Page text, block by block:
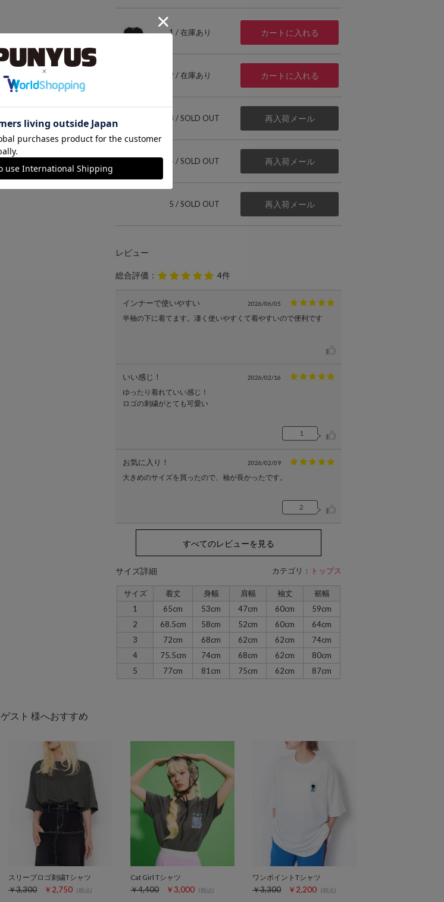
1 / 在庫あり カートに入れる
2 / 在庫あり カートに入れる
3 / SOLD OUT 再入荷メール
4 / SOLD OUT 再入荷メール
5 / SOLD OUT 再入荷メール
レビュー
総合評価： 4件
インナーで使いやすい 2026/06/05
半袖の下に着てます。凄く使いやすくて着やすいので便利です
いい感じ！ 2026/02/16
ゆったり着れていい感じ！
ロゴの刺繍がとても可愛い
1
お気に入り！ 2026/02/09
大きめのサイズを買ったので、袖が長かったです。
2
すべてのレビューを見る
サイズ詳細 カテゴリ： トップス
サイズ 着丈 身幅 肩幅 袖丈
裾幅
1
65cm 53cm 47cm 60cm
59cm
2
68.5cm 58cm 52cm 60cm
64cm
3
72cm 68cm 62cm 62cm
74cm
4
75.5cm 74cm 68cm 62cm
80cm
5
77cm 81cm 75cm 62cm 87cm
ゲスト 様へおすすめ
スリーブロゴ刺繍Tシャツ
￥3,300 ￥2,750 (税込)
Cat Girl Tシャツ
￥4,400 ￥3,000 (税込)
ワンポイントTシャツ
￥3,300 ￥2,200 (税込)